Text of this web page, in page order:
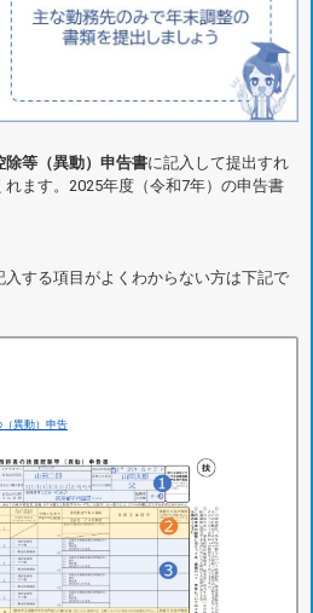
除等（異動）申告書に記入して提出すれ
れます。2025年度（令和7年）の申告書
する項目がよくわからない方は下記で
異動）申告